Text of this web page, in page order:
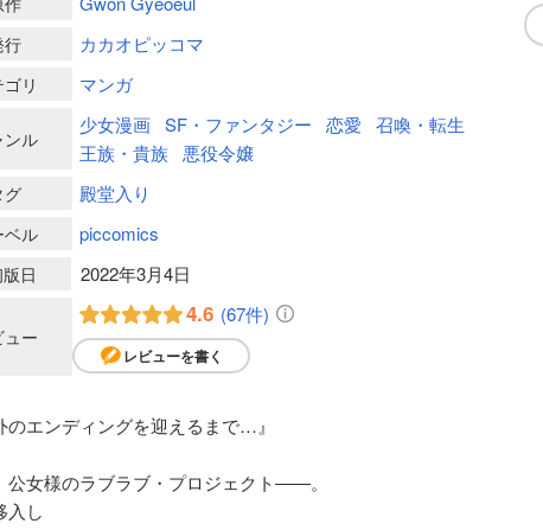
行 カカオピッコマ
リ マンガ
ンル
少女漫画 SF・ファンタジー 恋愛
召喚・転生
王族・貴族
悪役令嬢
グ 殿堂入り
ベル piccomics
日 2022年3月4日
ュー
4.6 (67件)
レビューを書く
のエンディングを迎えるまで…』
女様のラブラブ・プロジェクト――。
入し